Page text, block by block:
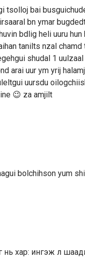
tsolloj bai
bn ymar
bdlig heli uuru
tanilts nzal
shudal 1
arai uur ym yrij
uursdu
😉 za amjilt
bolchihson yum
хар: ингэж л